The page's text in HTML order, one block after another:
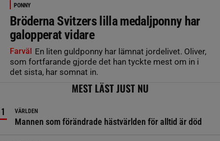
PONNY
Bröderna Svitzers lilla medaljponny har
galopperat vidare
Farväl En liten guldponny har lämnat jordelivet. Oliver,
som fortfarande gjorde det han tyckte mest om in i
det sista, har somnat in.
MEST LÄST JUST NU
VÄRLDEN
Mannen som förändrade hästvärlden för alltid är död